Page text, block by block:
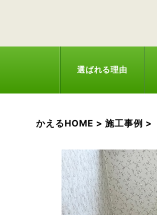
選ばれる理由
かえるHOME > 施工事例 >